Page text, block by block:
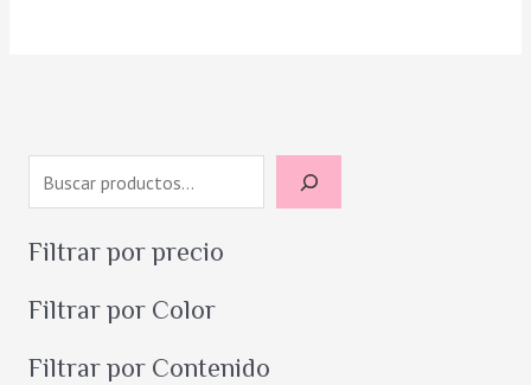
u
s
a
r
Filtrar por precio
Filtrar por Color
Filtrar por Contenido